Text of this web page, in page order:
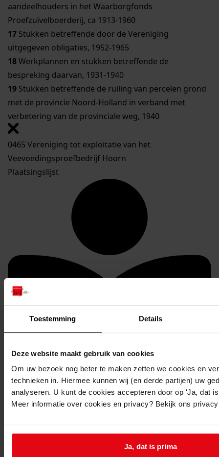
Toestemming Details
Deze website maakt gebruik van cookies
Om uw bezoek nog beter te maken zetten we cookies en
technieken in. Hiermee kunnen wij (en derde partijen) uw
analyseren. U kunt de cookies accepteren door op 'Ja, dat
Meer informatie over cookies en privacy? Bekijk ons
Ja, dat is prima
aandeelhouders in het Waarborgfonds
Proefzuivelboerderij, ca 1913-1960
17 Stukken betreffende door de Vereniging
uitgegeven obligaties, 1952-1965
18Werkplannen en stukken betreffende de
bespreking daarvan, 1931-1940
19 Stukken betreffende de ruiling van percelen grond
met de provincie Noord-Holland in verband met
verbetering van de provinciale weg, 1940
0465 Vereniging tot exploitatie van het
Veevoedingsproefbedrijf Hoorn
Plaatsingslijst
U kunt dit stuk / deze stukken in origineel raadplegen
in de studiezaal van het Westfries Archief (WFA).